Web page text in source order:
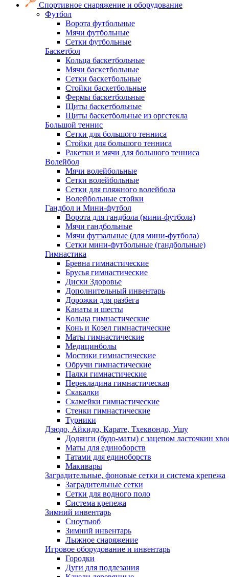
Спортивное снаряжение и оборудование
Футбол
Ворота футбольные
Мячи футбольные
Сетки футбольные
Баскетбол
Кольца баскетбольные
Мячи баскетбольные
Сетки баскетбольные
Стойки баскетбольные
Фермы баскетбольные
Щиты баскетбольные
Щиты баскетбольные из оргстекла
Большой теннис
Сетки для большого тенниса
Стойки для большого тенниса
Ракетки и мячи для большого тенниса
Волейбол
Мячи волейбольные
Сетки волейбольные
Сетки для пляжного волейбола
Волейбольные стойки
Гандбол и Мини-футбол
Ворота для гандбола (мини-футбола)
Мячи гандбольные
Мячи футзальные (для мини-футбола)
Сетки мини-футбольные (гандбольные)
Гимнастика
Бревна гимнастические
Брусья гимнастические
Диски Здоровье
Дополнительный инвентарь
Дорожки для разбега
Канаты и шесты
Кольца гимнастические
Конь и Козел гимнастические
Маты гимнастические
Медицинболы
Мостики гимнастические
Обручи гимнастические
Палки гимнастические
Перекладина гимнастическая
Скакалки
Скамейки гимнастические
Стенки гимнастические
Турники
Дзюдо, Айкидо, Карате, Тхеквондо, Ушу
Додянги (будо-маты) с зацепом ласточкин
Маты для единоборств
Татами для единоборств
Макивары
Заградительные, фоновые сетки и система крепежа
Заградительные сетки
Сетки для водного поло
Система крепежа
Зимний инвентарь
Сноутьюб
Зимний инвентарь
Лыжное снаряжение
Игровое оборудование и инвентарь
Городки
Дуги для подлезания